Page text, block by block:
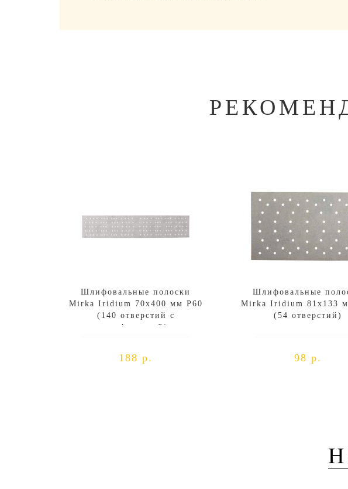
Шлифовальные полоски
Mirka Iridium 70х400 мм P60
(140 отверстий с
перфорацией)
188 р.
Шлифовальные
Mirka Iridium 81x133
(54 отверстий)
98 р.